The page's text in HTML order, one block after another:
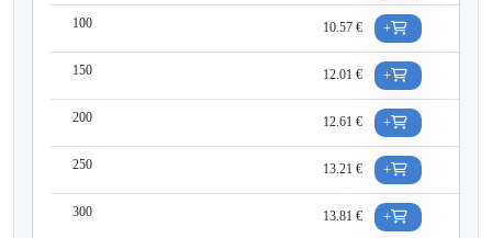
100 10.57 € +
150 12.01 € +
200 12.61 € +
250 13.21 € +
300 13.81 € +